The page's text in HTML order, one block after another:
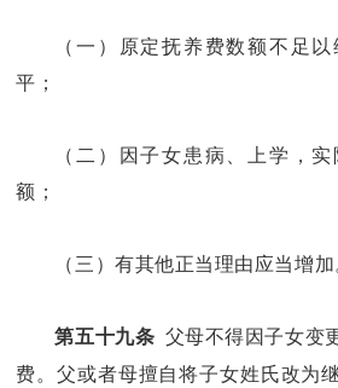
（一）原定抚养费数额不足
平；
（二）因子女患病、上学，
额；
（三）有其他正当理由应当增加
第五十九条 父母不得因子女变
费。父或者母擅自将子女姓氏改为